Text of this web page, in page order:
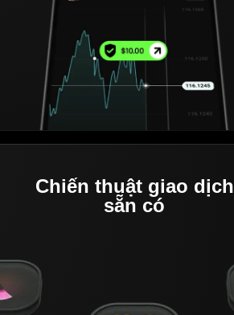
Chiến thuật giao dịch
sẵn có